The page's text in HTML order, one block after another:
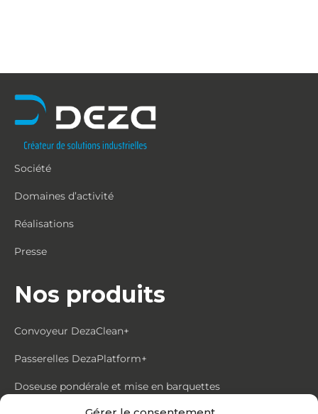
Société
Domaines d’activité
Réalisations
Presse
Nos produits
Convoyeur DezaClean+
Passerelles DezaPlatform+
Doseuse pondérale et mise en barquettes